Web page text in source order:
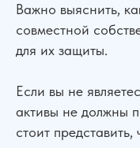
Важно выяснить,
совместной
для их защиты.
Если вы не
активы не должны
стоит